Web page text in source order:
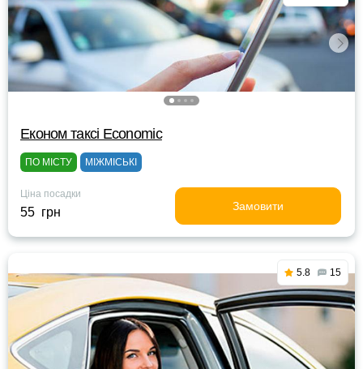
Eконом таксі Economic
ПО МІСТУ МІЖМІСЬКІ
Ціна посадки
55 грн Замовити
5.8 15